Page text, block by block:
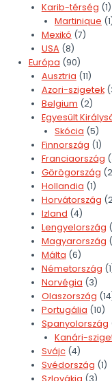
Karib-térség (1)
Martinique
Mexikó (7)
USA (8)
Európa (90)
Ausztria (11)
Azori-szigetek
Belgium (2)
Egyesült
Skócia (5)
Finnország (1)
Franciaország
Görögország
Hollandia (1)
Horvátország
Izland (4)
Lengyelország
Magyarország
Málta (6)
Németország
Norvégia (3)
Olaszország
Portugália (10)
Spanyolország
Kanári-
Svájc(4)
Svédország (1)
Szlovákia (3)